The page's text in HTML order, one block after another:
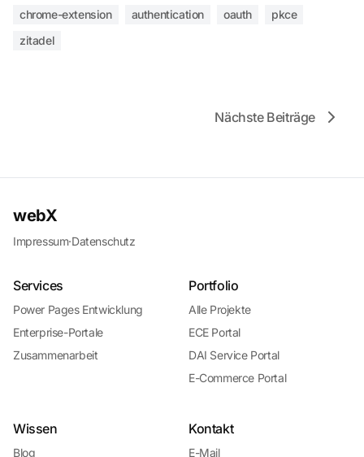
chrome-extension authentication oauth
pkce
zitadel
Nächste Beiträge
webX
Impressum·Datenschutz
Services
Power Pages Entwicklung
Enterprise-Portale
Zusammenarbeit
Portfolio
Alle Projekte
ECE Portal
DAI Service Portal
E-Commerce Portal
Wissen
Blog
Kontakt
E-Mail